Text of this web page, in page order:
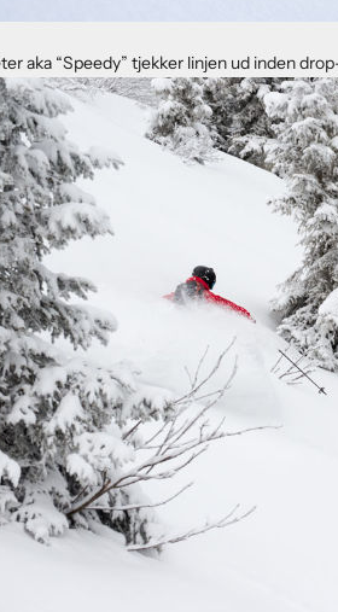
aka “Speedy” tjekker linjen ud inden